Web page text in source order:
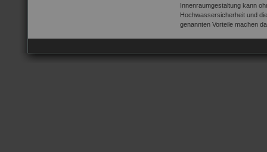
Innenraumgestaltung kann
Hochwassersicherheit und
genannten Vorteile machen